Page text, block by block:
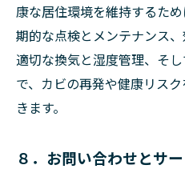
康な居住環境を維持するた
期的な点検とメンテナンス、
適切な換気と湿度管理、そ
で、カビの再発や健康リス
きます。
８．お問い合わせとサ